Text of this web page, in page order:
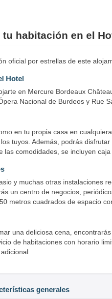
tu habitación en el
oficial por estrellas de este
Hotel
en Mercure Bordeaux
Nacional de Burdeos y Rue
en tu propia casa en
tuyos. Además, podrás
las comodidades, se incluyen
y muchas otras instalaciones
un centro de negocios,
metros cuadrados de espacio
una deliciosa cena,
de habitaciones con horario
generales